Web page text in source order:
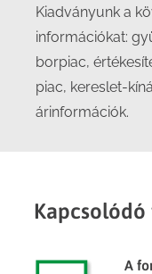
Kiadványunk a
információkat:
borpiac,
piac, kereslet-
árinformációk.
A